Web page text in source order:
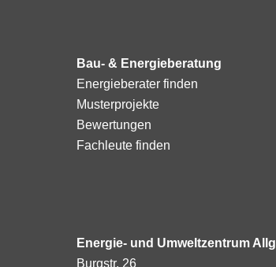
Bau- & Energieberatung
Energieberater finden
Musterprojekte
Bewertungen
Fachleute finden
Energie- und Umweltzentrum
Burgstr. 26